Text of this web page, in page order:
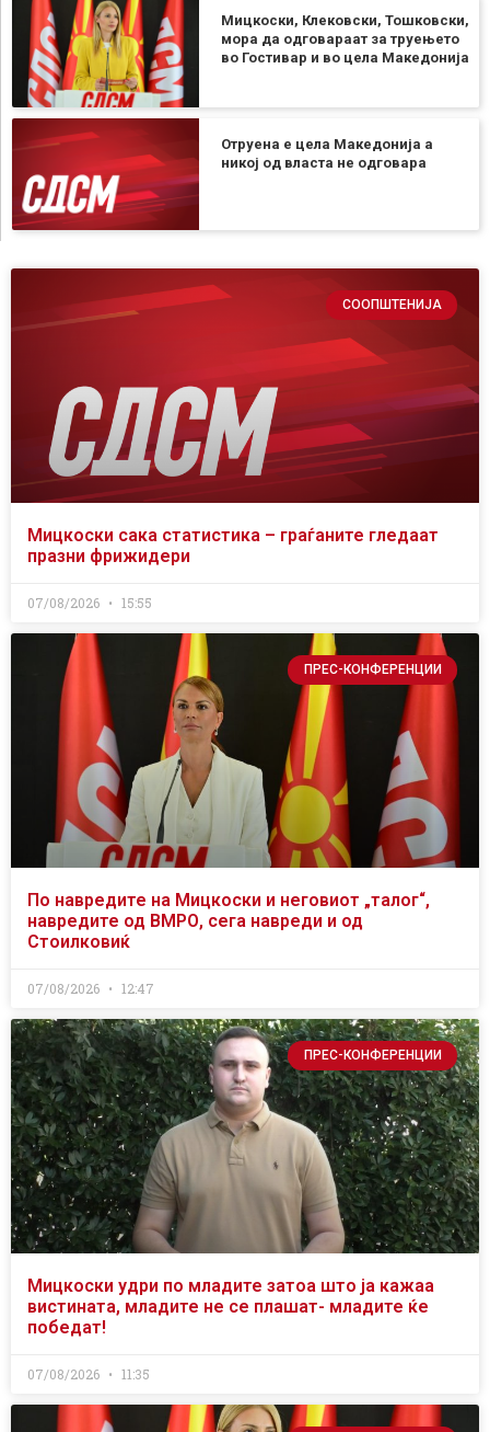
Мицкоски, Клековски, Тошковски,
мора да одговараат за труењето
во Гостивар и во цела Македонија
Отруена е цела Македонија а
никој од власта не одговара
СООПШТЕНИЈА
Мицкоски сака статистика – граѓаните гледаат
празни фрижидери
07/08/2026 15:55
ПРЕС-КОНФЕРЕНЦИИ
По навредите на Мицкоски и неговиот „талог“,
навредите од ВМРО, сега навреди и од
Стоилковиќ
07/08/2026 12:47
ПРЕС-КОНФЕРЕНЦИИ
Мицкоски удри по младите затоа што ја кажаа
вистината, младите не се плашат- младите ќе
победат!
07/08/2026 11:35